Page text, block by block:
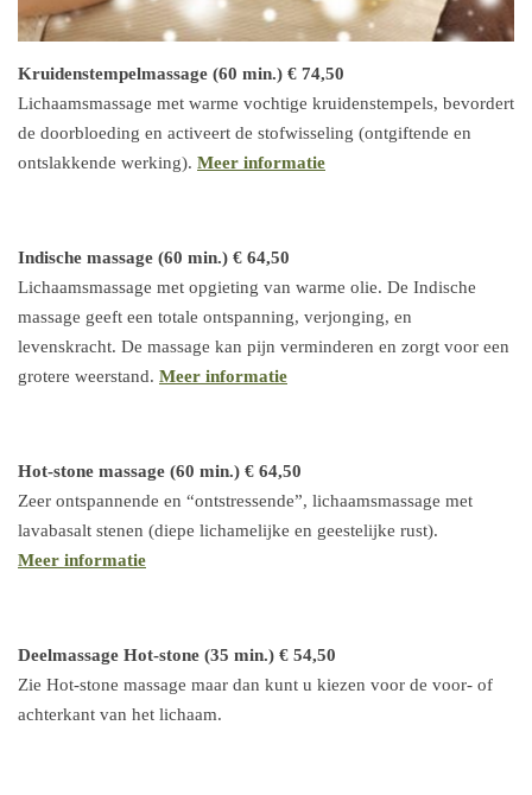
Kruidenstempelmassage (60 min.) € 74,50
Lichaamsmassage met warme vochtige kruidenstempels, bevordert
de doorbloeding en activeert de stofwisseling (ontgiftende en
ontslakkende werking). Meer informatie
Indische massage (60 min.) € 64,50
Lichaamsmassage met opgieting van warme olie. De Indische
massage geeft een totale ontspanning, verjonging, en
levenskracht. De massage kan pijn verminderen en zorgt voor een
grotere weerstand. Meer informatie
Hot-stone massage (60 min.) € 64,50
Zeer ontspannende en “ontstressende”, lichaamsmassage met
lavabasalt stenen (diepe lichamelijke en geestelijke rust).
Meer informatie
Deelmassage Hot-stone (35 min.) € 54,50
Zie Hot-stone massage maar dan kunt u kiezen voor de voor- of
achterkant van het lichaam.